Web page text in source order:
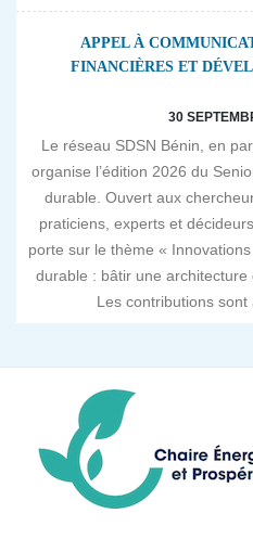
APPEL À
FINANCIÈRES ET
30
Le réseau SDSN Bénin, en
organise l’édition 2026 du
durable. Ouvert aux
praticiens, experts et
porte sur le thème «
durable : bâtir une
Les contributions